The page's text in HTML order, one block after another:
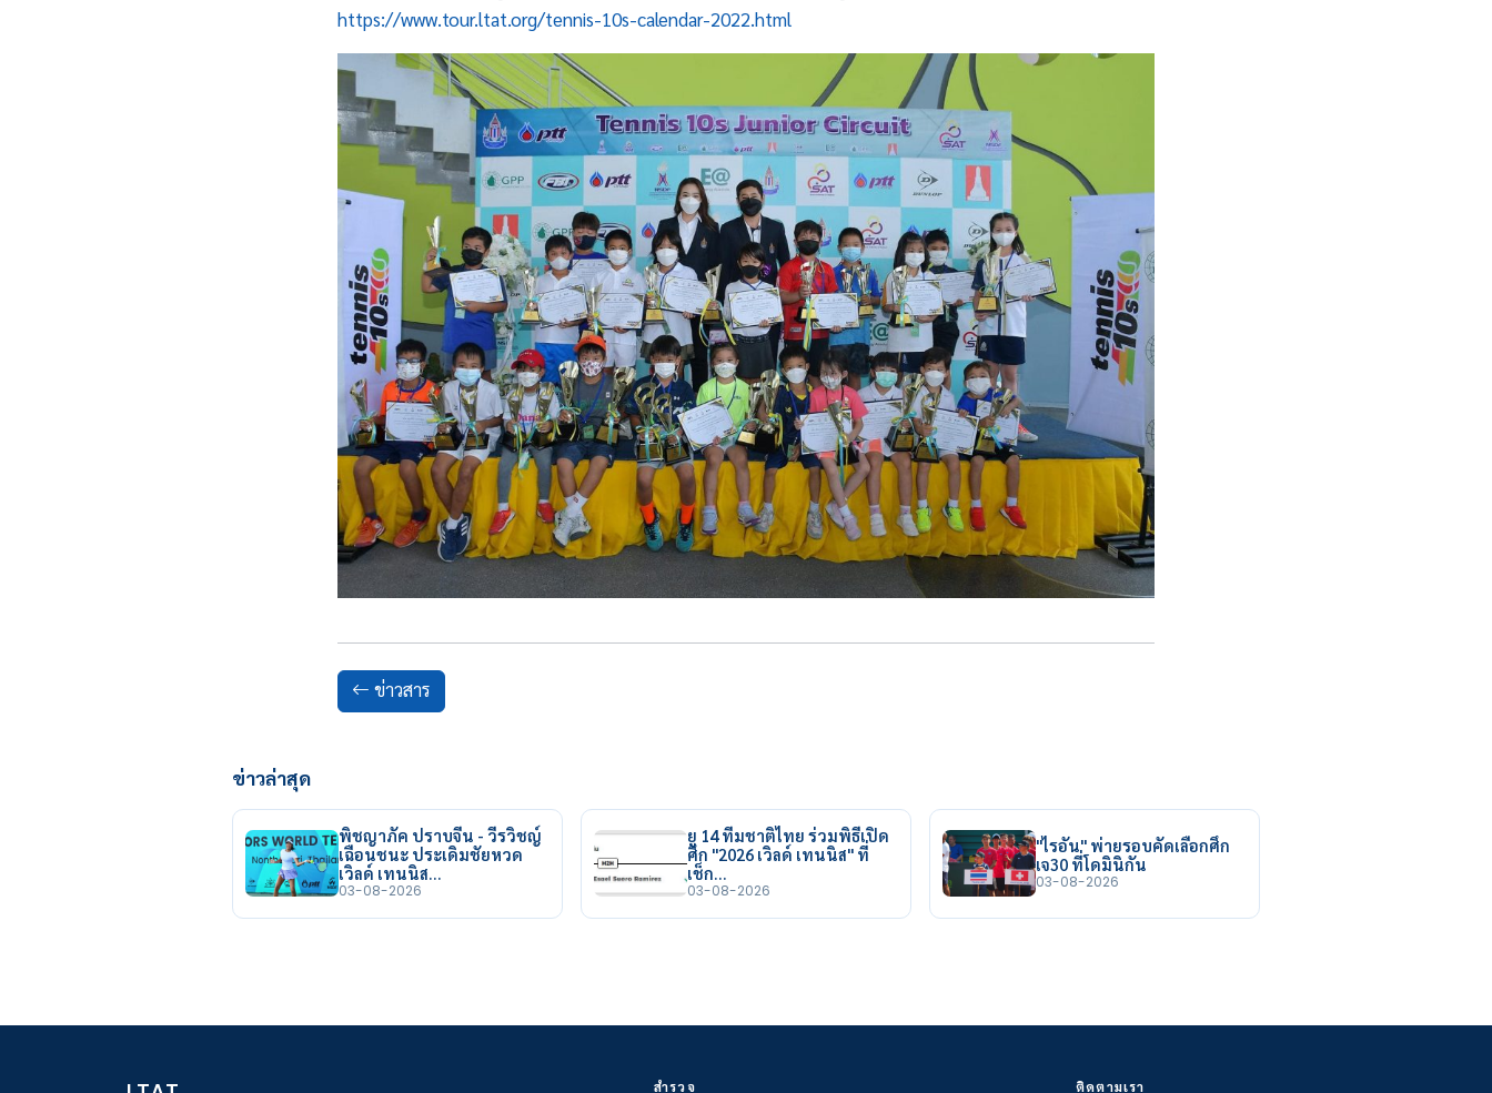
https://www.tour.ltat.org/tennis-10s-calendar-2022.html
ข่าวสาร
ข่าวล่าสุด
พิชญาภัค ปราบจีน - วีรวิชญ์
เฉือนชนะ ประเดิมชัยหวด
เวิลด์ เทนนิส…
03-08-2026
ยู 14 ทีมชาติไทย ร่วมพิธีเปิด
ศึก "2026 เวิลด์ เทนนิส" ที่
เช็ก…
03-08-2026
"ไรอัน" พ่ายรอบคัดเลือกศึก
เจ30 ที่โดมินิกัน
03-08-2026
สำรวจ ติดตามเรา